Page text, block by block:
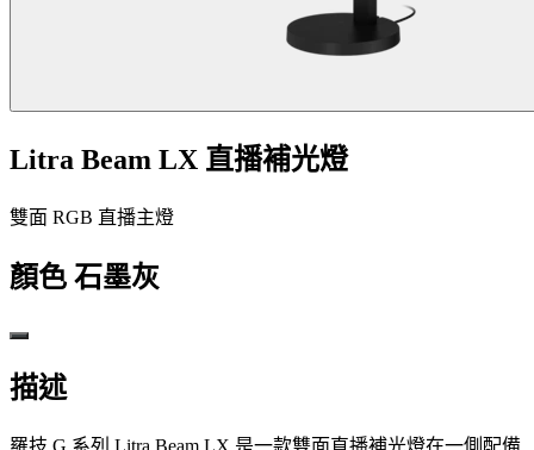
Litra Beam LX 直播補光燈
雙面 RGB 直播主燈
顏色 石墨灰
描述
羅技 G 系列 Litra Beam LX 是一款雙面直播補光燈在一側配備